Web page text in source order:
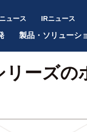
ニュース IRニュース
製品・ソリューシ
ーズの